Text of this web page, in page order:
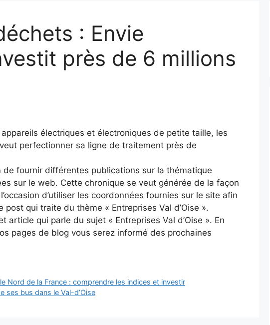
: Envie
près de 6 millions
électriques et électroniques de petite taille, les
perfectionner sa ligne de traitement près de
fournir différentes publications sur la thématique
sur le web. Cette chronique se veut générée de la façon
d’utiliser les coordonnées fournies sur le site afin
post qui traite du thème « Entreprises Val d’Oise ».
article qui parle du sujet « Entreprises Val d’Oise ». En
pages de blog vous serez informé des prochaines
Nord de la France : comprendre les indices et investir
ses bus dans le Val-d’Oise